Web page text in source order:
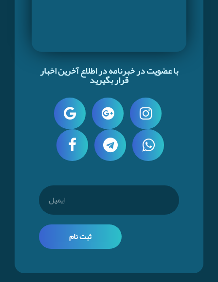
با عضویت در خبرنامه در اطلاع آخرین اخبار
قرار بگیرید
ثبت نام